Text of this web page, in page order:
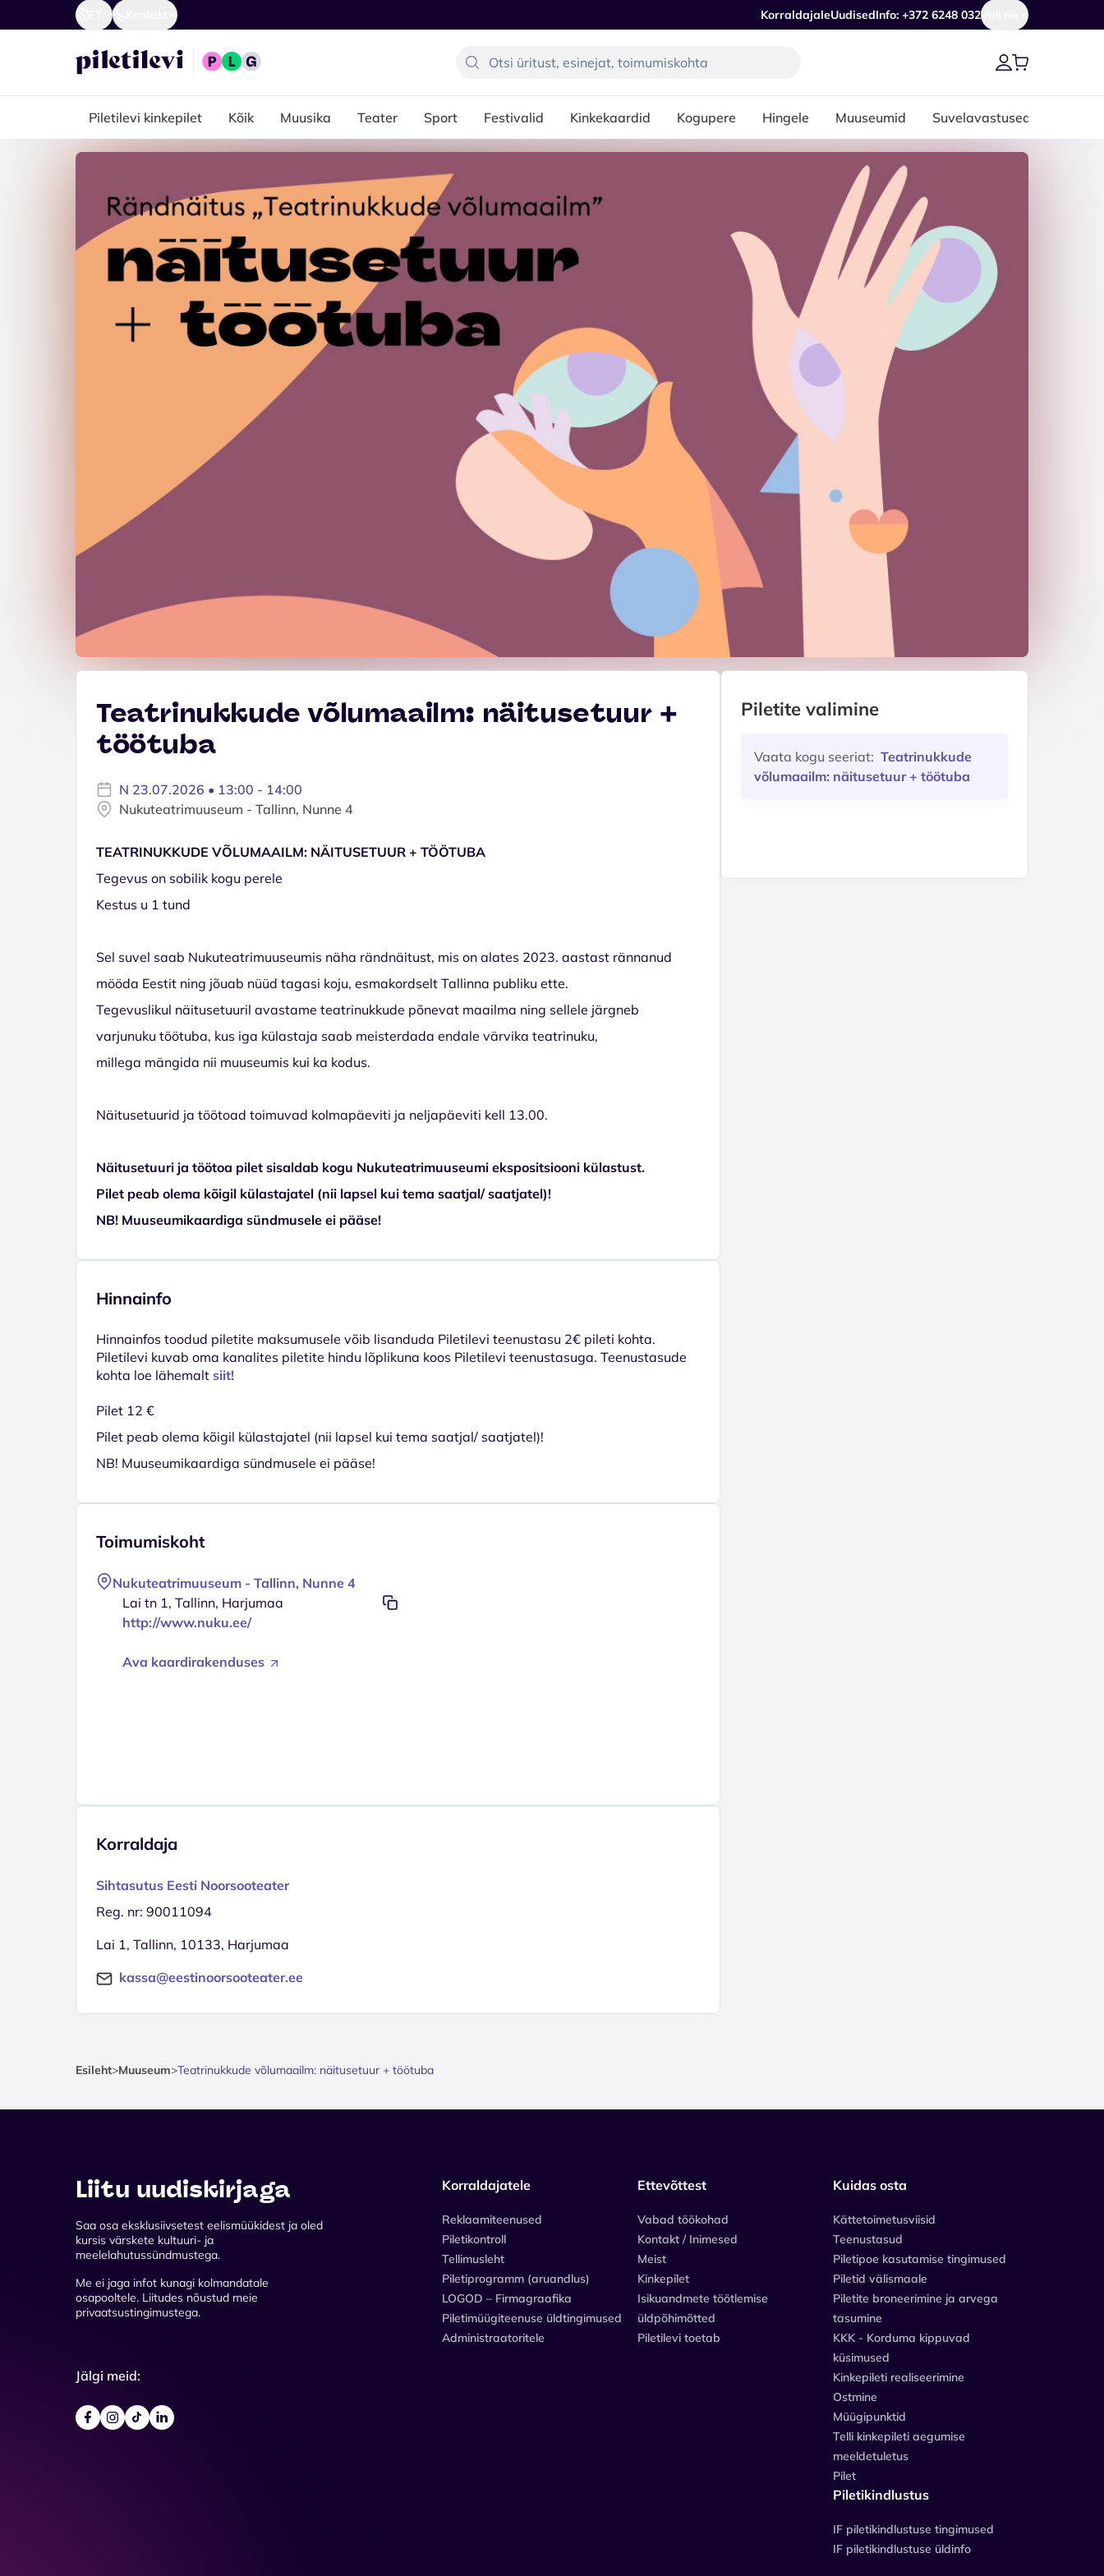
KorraldajaleUudisedInfo: +372 6248 032Vali riik
Piletilevi kinkepilet Kõik Muusika Teater Sport Festivalid Kinkekaardid Kogupere Hingele Muuseumid Suvelavastused
Teatrinukkude võlumaailm: näitusetuur +
töötuba
N 23.07.2026 • 13:00 - 14:00
Nukuteatrimuuseum - Tallinn, Nunne 4
TEATRINUKKUDE VÕLUMAAILM: NÄITUSETUUR + TÖÖTUBA
Tegevus on sobilik kogu perele
Kestus u 1 tund
Sel suvel saab Nukuteatrimuuseumis näha rändnäitust, mis on alates 2023. aastast rännanud
mööda Eestit ning jõuab nüüd tagasi koju, esmakordselt Tallinna publiku ette.
Tegevuslikul näitusetuuril avastame teatrinukkude põnevat maailma ning sellele järgneb
varjunuku töötuba, kus iga külastaja saab meisterdada endale värvika teatrinuku,
millega mängida nii muuseumis kui ka kodus.
Näitusetuurid ja töötoad toimuvad kolmapäeviti ja neljapäeviti kell 13.00.
Näitusetuuri ja töötoa pilet sisaldab kogu Nukuteatrimuuseumi ekspositsiooni külastust.
Pilet peab olema kõigil külastajatel (nii lapsel kui tema saatjal/ saatjatel)!
NB! Muuseumikaardiga sündmusele ei pääse!
Hinnainfo
Hinnainfos toodud piletite maksumusele võib lisanduda Piletilevi teenustasu 2€ pileti kohta.
Piletilevi kuvab oma kanalites piletite hindu lõplikuna koos Piletilevi teenustasuga. Teenustasude
kohta loe lähemalt siit!
Pilet 12 €
Pilet peab olema kõigil külastajatel (nii lapsel kui tema saatjal/ saatjatel)!
NB! Muuseumikaardiga sündmusele ei pääse!
Toimumiskoht
Nukuteatrimuuseum - Tallinn, Nunne 4
Lai tn 1, Tallinn, Harjumaa
http://www.nuku.ee/
Ava kaardirakenduses
Korraldaja
Sihtasutus Eesti Noorsooteater
Reg. nr: 90011094
Lai 1, Tallinn, 10133, Harjumaa
kassa@eestinoorsooteater.ee
Piletite valimine
Vaata kogu seeriat: Teatrinukkude
võlumaailm: näitusetuur + töötuba
Esileht>Muuseum>Teatrinukkude võlumaailm: näitusetuur + töötuba
Liitu uudiskirjaga
Saa osa eksklusiivsetest eelismüükidest ja oled
kursis värskete kultuuri- ja
meelelahutussündmustega.
Me ei jaga infot kunagi kolmandatale
osapooltele. Liitudes nõustud meie
privaatsustingimustega.
Jälgi meid:
Korraldajatele
Reklaamiteenused
Piletikontroll
Tellimusleht
Piletiprogramm (aruandlus)
LOGOD – Firmagraafika
Piletimüügiteenuse üldtingimused
Administraatoritele
Ettevõttest
Vabad töökohad
Kontakt / Inimesed
Meist
Kinkepilet
Isikuandmete töötlemise
üldpõhimõtted
Piletilevi toetab
Kuidas osta
Kättetoimetusviisid
Teenustasud
Piletipoe kasutamise tingimused
Piletid välismaale
Piletite broneerimine ja arvega
tasumine
KKK - Korduma kippuvad
küsimused
Kinkepileti realiseerimine
Ostmine
Müügipunktid
Telli kinkepileti aegumise
meeldetuletus
Pilet
Piletikindlustus
IF piletikindlustuse tingimused
IF piletikindlustuse üldinfo